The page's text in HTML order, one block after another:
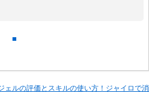
■
ェルの評価とスキルの使い方！ジャイロで消